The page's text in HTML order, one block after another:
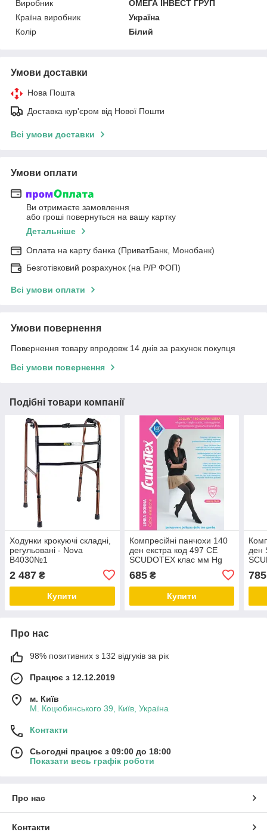
Виробник
ОМЕГА ІНВЕСТ ГРУП
Країна виробник
Україна
Колір
Білий
Умови доставки
Нова Пошта
Доставка кур'єром від Нової Пошти
Всі умови доставки
Умови оплати
Ви отримаєте замовлення
або гроші повернуться на вашу картку
Детальніше
Оплата на карту банка (ПриватБанк, Монобанк)
Безготівковий розрахунок (на Р/Р ФОП)
Всі умови оплати
Умови повернення
Повернення товару впродовж 14 днів за рахунок покупця
Всі умови повернення
Подібні товари компанії
Ходунки крокуючі складні,
регульовані - Nova
B4030№1
2 487 ₴
Купити
Компресійні панчохи 140
ден екстра код 497 CE
SCUDOTEX клас мм Hg
685₴
Купити
ден
785
Про нас
98% позитивних з 132 відгуків за рік
Працює з 12.12.2019
м. Київ
М. Коцюбинського 39, Київ, Україна
Контакти
Сьогодні працює з 09:00 до 18:00
Показати весь графік роботи
Про нас
Контакти